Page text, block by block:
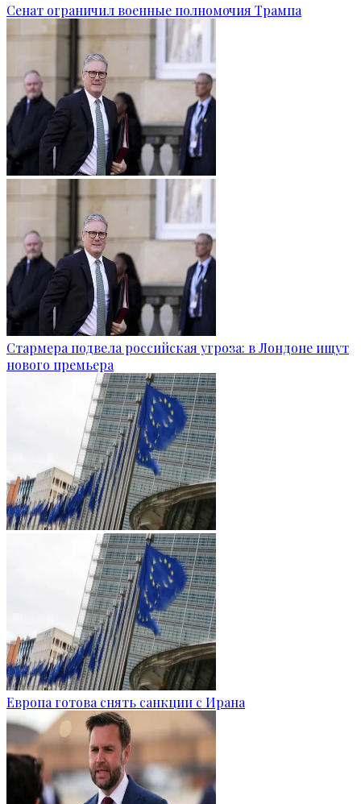
Сенат ограничил военные полномочия Трампа
Стармера подвела российская угроза: в Лондоне ищут
нового премьера
Европа готова снять санкции с Ирана